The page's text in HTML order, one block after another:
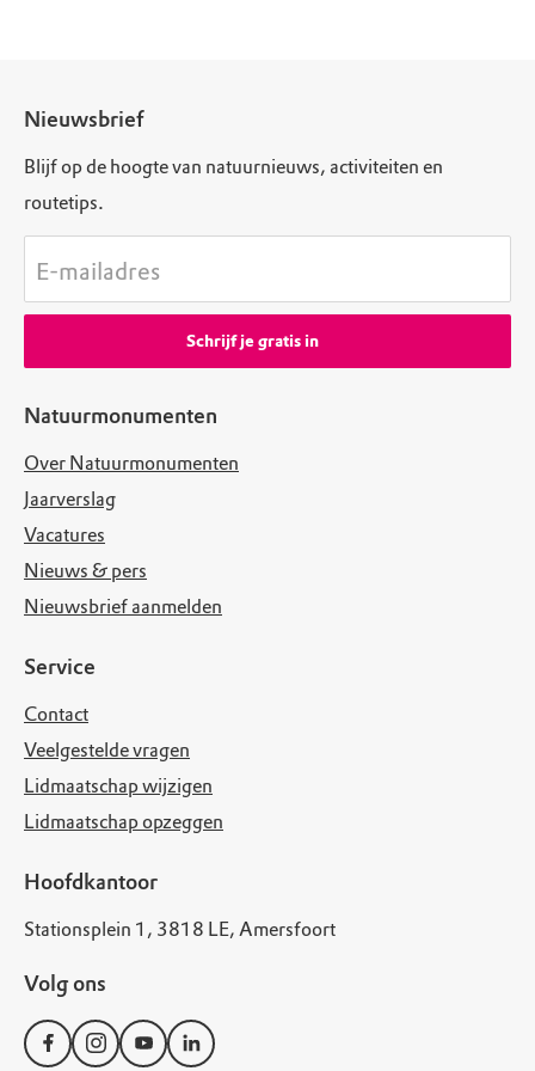
Natuurmonumenten
Over Natuurmonumenten
Jaarverslag
Vacatures
Nieuws & pers
Nieuwsbrief aanmelden
Service
Contact
Veelgestelde vragen
Lidmaatschap wijzigen
Lidmaatschap opzeggen
Hoofdkantoor
Stationsplein 1, 3818 LE, Amersfoort
Volg ons
Nieuwsbrief
Blijf op de hoogte van natuurnieuws, activiteiten en
routetips.
E-mailadres
Schrijf je gratis in